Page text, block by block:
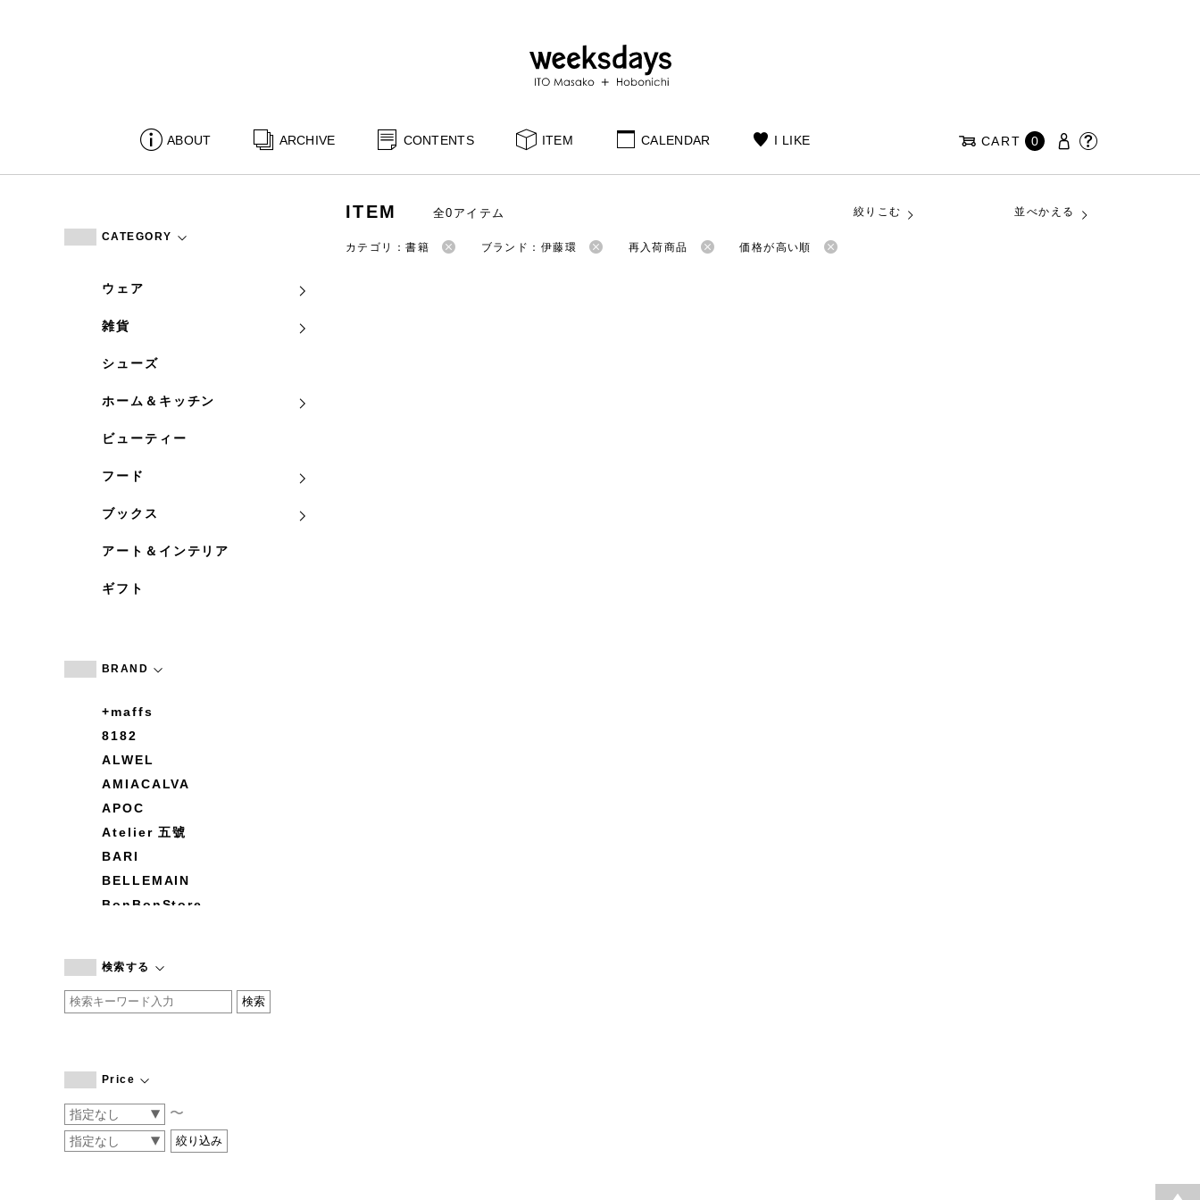
ABOUT ARCHIVE CONTENTS ITEM CALENDAR I LIKE CART 0
CATEGORY
ウェア
雑貨
シューズ
ホーム＆キッチン
ビューティー
フード
ブックス
アート＆インテリア
ギフト
BRAND
+maffs
8182
ALWEL
AMIACALVA
APOC
Atelier 五號
BARI
BELLEMAIN
BonBonStore
by basics
CATWORTH
COGTHEBIGSMOKE
CONVERSE
DEAN & DELUCA
検索する
Price
〜
ITEM 全0アイテム 絞りこむ 並べかえる
カテゴリ：書籍 ブランド：伊藤環 再入荷商品 価格が高い順